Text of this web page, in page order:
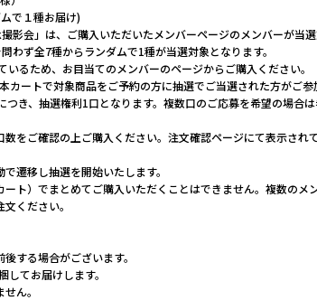
で１種お届け)
影会」は、ご購入いただいたメンバーページのメンバーが当選
わず全7種からランダムで1種が当選対象となります。
るため、お目当てのメンバーのページからご購入ください。
ートで対象商品をご予約の方に抽選でご当選された方がご参
き、抽選権利1口となります。複数口のご応募を希望の場合
をご確認の上ご購入ください。注文確認ページにて表示され
遷移し抽選を開始いたします。
ト）でまとめてご購入いただくことはできません。複数のメ
ください。
する場合がございます。
てお届けします。
ん。